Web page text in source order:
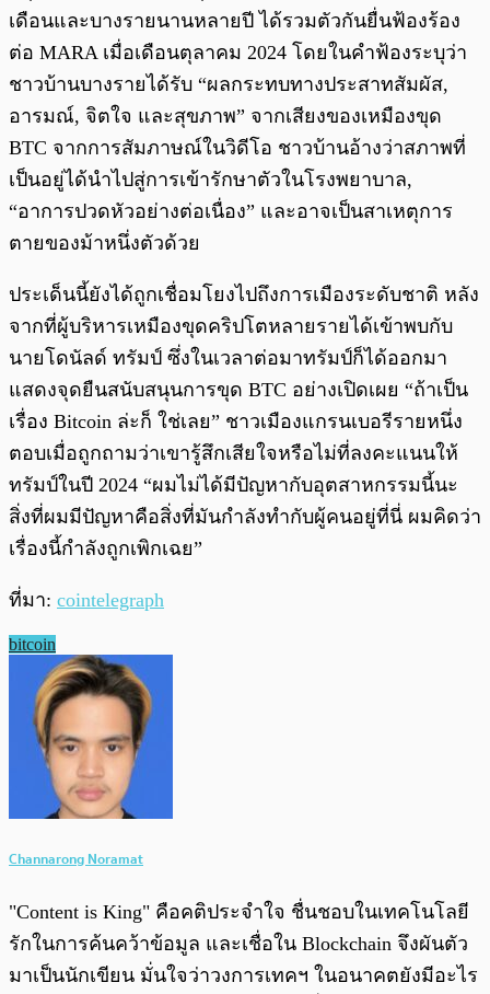
เดือนและบางรายนานหลายปี ได้รวมตัวกันยื่นฟ้องร้อง
ต่อ MARA เมื่อเดือนตุลาคม 2024 โดยในคำฟ้องระบุว่า
ชาวบ้านบางรายได้รับ “ผลกระทบทางประสาทสัมผัส,
อารมณ์, จิตใจ และสุขภาพ” จากเสียงของเหมืองขุด
BTC จากการสัมภาษณ์ในวิดีโอ ชาวบ้านอ้างว่าสภาพที่
เป็นอยู่ได้นำไปสู่การเข้ารักษาตัวในโรงพยาบาล,
“อาการปวดหัวอย่างต่อเนื่อง” และอาจเป็นสาเหตุการ
ตายของม้าหนึ่งตัวด้วย
ประเด็นนี้ยังได้ถูกเชื่อมโยงไปถึงการเมืองระดับชาติ หลัง
จากที่ผู้บริหารเหมืองขุดคริปโตหลายรายได้เข้าพบกับ
นายโดนัลด์ ทรัมป์ ซึ่งในเวลาต่อมาทรัมป์ก็ได้ออกมา
แสดงจุดยืนสนับสนุนการขุด BTC อย่างเปิดเผย “ถ้าเป็น
เรื่อง Bitcoin ล่ะก็ ใช่เลย” ชาวเมืองแกรนเบอรีรายหนึ่ง
ตอบเมื่อถูกถามว่าเขารู้สึกเสียใจหรือไม่ที่ลงคะแนนให้
ทรัมป์ในปี 2024 “ผมไม่ได้มีปัญหากับอุตสาหกรรมนี้นะ
สิ่งที่ผมมีปัญหาคือสิ่งที่มันกำลังทำกับผู้คนอยู่ที่นี่ ผมคิดว่า
เรื่องนี้กำลังถูกเพิกเฉย”
ที่มา: cointelegraph
bitcoin
Channarong Noramat
"Content is King" คือคติประจำใจ ชื่นชอบในเทคโนโลยี
รักในการค้นคว้าข้อมูล และเชื่อใน Blockchain จึงผันตัว
มาเป็นนักเขียน มั่นใจว่าวงการเทคฯ ในอนาคตยังมีอะไร